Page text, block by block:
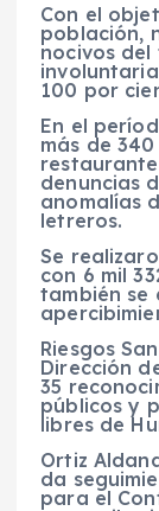
Con el
población,
nocivos
100 por
En el
más de
denuncias
anomalías
letreros.
Se
con 6 mil
también se
Riesgos
Dirección
35
públicos y
libres de
Ortiz
da
para el